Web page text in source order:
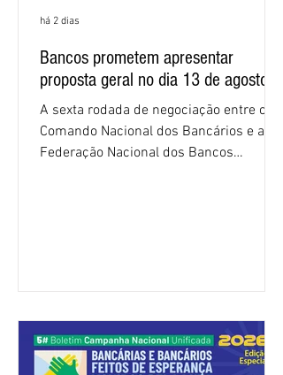
Bancos prometem apresentar
proposta geral no dia 13 de agosto
A sexta rodada de negociação entre o
Comando Nacional dos Bancários e a
Federação Nacional dos Bancos
frustrando a expectativa de evolução
nas negociações da Campanha salarial
2026. Durante o encontro, o movimento
há 2 dias